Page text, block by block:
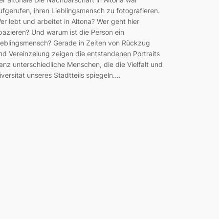
ihren Lieblingsmensch zu fotografieren.
lebt und arbeitet in Altona? Wer geht hier
Und warum ist die Person ein
Gerade in Zeiten von Rückzug
Vereinzelung zeigen die entstandenen Portraits
unterschiedliche Menschen, die die Vielfalt und
unseres Stadtteils spiegeln.…